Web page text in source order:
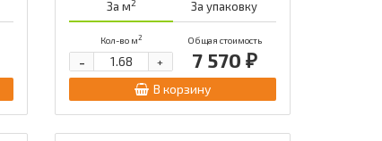
За м2 За упаковку
Кол-во м2 Общая стоимость
7 570 ₽
+
-
В корзину